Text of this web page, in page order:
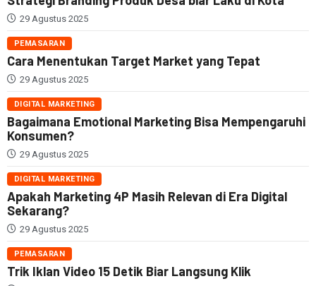
29 Agustus 2025
PEMASARAN
Cara Menentukan Target Market yang Tepat
29 Agustus 2025
DIGITAL MARKETING
Bagaimana Emotional Marketing Bisa Mempengaruhi
Konsumen?
29 Agustus 2025
DIGITAL MARKETING
Apakah Marketing 4P Masih Relevan di Era Digital
Sekarang?
29 Agustus 2025
PEMASARAN
Trik Iklan Video 15 Detik Biar Langsung Klik